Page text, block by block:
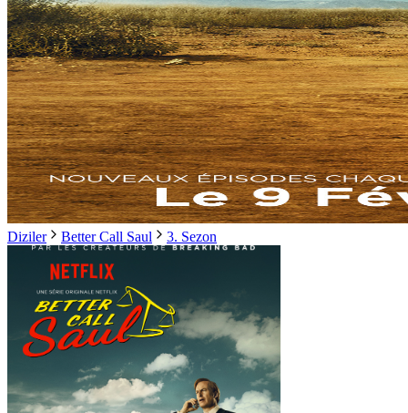
Diziler Better Call Saul 3. Sezon